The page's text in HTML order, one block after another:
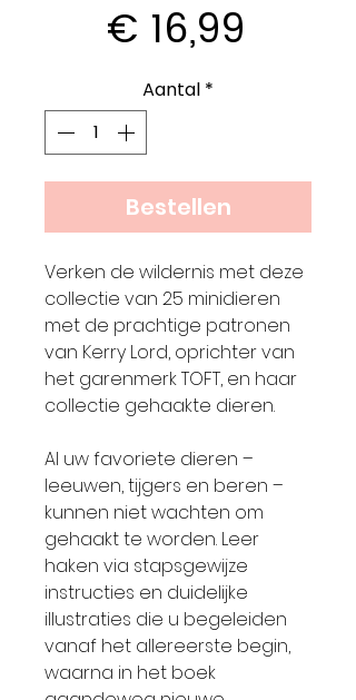
€ 16,99
Aantal *
Bestellen
Verken de wildernis met deze
collectie van 25 minidieren
met de prachtige patronen
van Kerry Lord, oprichter van
het garenmerk TOFT, en haar
collectie gehaakte dieren.
Al uw favoriete dieren –
leeuwen, tijgers en beren –
kunnen niet wachten om
gehaakt te worden. Leer
haken via stapsgewijze
instructies en duidelijke
illustraties die u begeleiden
vanaf het allereerste begin,
waarna in het boek